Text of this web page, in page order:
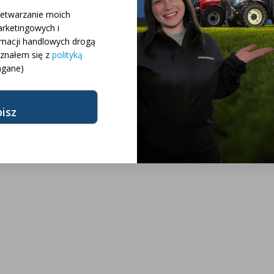
konfiguracji
modeli
marek
moich
i
handlowych drogą
się z polityką